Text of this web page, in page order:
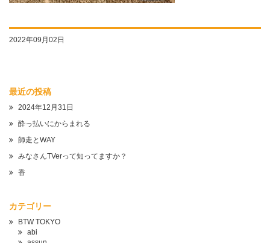
2022年09月02日
最近の投稿
2024年12月31日
酔っ払いにからまれる
師走とWAY
みなさんTVerって知ってますか？
香
カテゴリー
BTW TOKYO
abi